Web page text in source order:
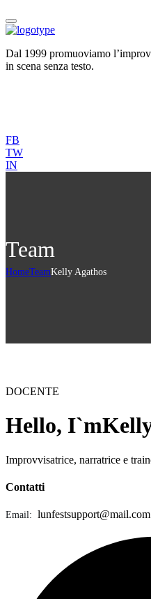
Dal 1999 promuoviamo
in scena senza testo.
FB
TW
IN
Team
HomeTeamKelly Agathos
DOCENTE
Hello, I`m
Improvvisatrice, narratrice e
Contatti
Email: lunfestsupport@mail.com